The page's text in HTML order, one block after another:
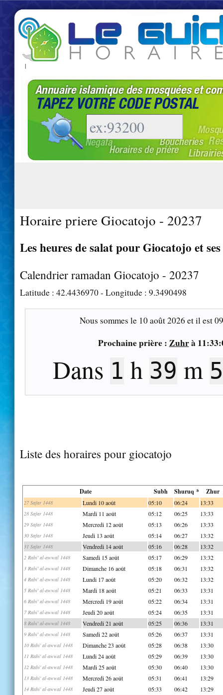
|
Horaire priere Giocatojo - 20237
Les heures de salat pour Giocatojo et
Calendrier ramadan Giocatojo - 20237
Latitude : 42.4436970- Longitude : 9.3490498
Nous sommes le 10 août 2026 et il est
Prochaine prière : Zuhrà
Dans 1 h 39 m
Liste des horaires pour giocatojo
Date Subh Shuruq * Zhur
27 Safar 1448 Lundi 10 août 05:10 06:24 13:33
28 Safar 1448 Mardi 11 août 05:12 06:25 13:33
29 Safar 1448 Mercredi 12 août 05:13 06:26 13:33
30 Safar 1448 Jeudi 13 août 05:14 06:27 13:32
31 Safar 1448 Vendredi 14 août 05:16 06:28 13:32
2 Rabi' al-awwal 1448 Samedi 15 août 05:17 06:29 13:32
3 Rabi' al-awwal 1448 Dimanche 16 août 05:18 06:31 13:32
4 Rabi' al-awwal 1448 Lundi 17 août 05:20 06:32 13:32
5 Rabi' al-awwal 1448 Mardi 18 août 05:21 06:33 13:31
6 Rabi' al-awwal 1448 Mercredi 19 août 05:22 06:34 13:31
7 Rabi' al-awwal 1448 Jeudi 20 août 05:24 06:35 13:31
8 Rabi' al-awwal 1448 Vendredi 21 août 05:25 06:36 13:31
9 Rabi' al-awwal 1448 Samedi 22 août 05:26 06:37 13:31
10 Rabi' al-awwal 1448 Dimanche 23 août 05:28 06:38 13:30
11 Rabi' al-awwal 1448 Lundi 24 août 05:29 06:39 13:30
12 Rabi' al-awwal 1448 Mardi 25 août 05:30 06:40 13:30
13 Rabi' al-awwal 1448 Mercredi 26 août 05:31 06:41 13:29
14 Rabi' al-awwal 1448 Jeudi 27 août 05:33 06:42 13:29